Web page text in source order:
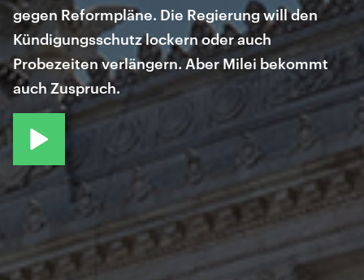
gegen Reformpläne. Die Regierung will den
Kündigungsschutz lockern oder auch
Probezeiten verlängern. Aber Milei bekommt
auch Zuspruch.